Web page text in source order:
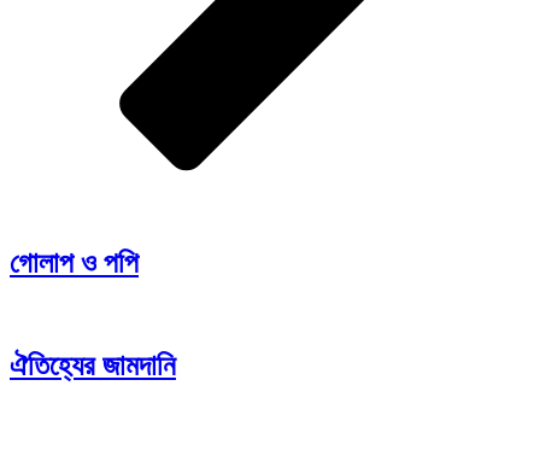
গোলাপ ও পপি
ঐতিহ্যের জামদানি